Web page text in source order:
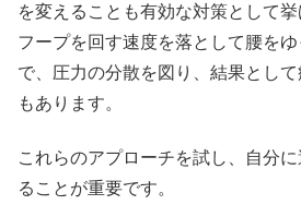
を変えることも有効な対策として挙
フープを回す速度を落として腰を
で、圧力の分散を図り、結果とし
もあります。
これらのアプローチを試し、自分
ることが重要です。